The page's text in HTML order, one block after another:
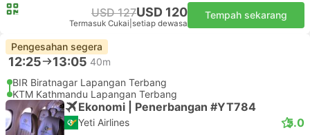
USD 127USD 120
Termasuk Cukai setiap dewasa
Tempah sekarang
Pengesahan segera
12:25 13:05 40m
BIR Biratnagar Lapangan Terbang
KTM Kathmandu Lapangan Terbang
Ekonomi | Penerbangan #YT784
Yeti Airlines 5.0